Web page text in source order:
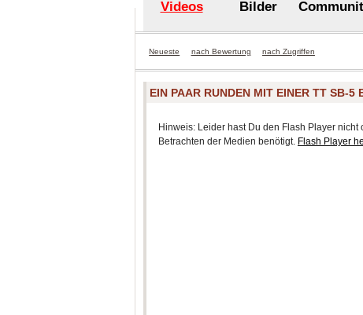
Videos Bilder
Neueste nach Bewertung nach Zugriffen
EIN PAAR RUNDEN MIT EINER TT SB-5
Hinweis: Leider hast Du den Flash Player
Betrachten der Medien benötigt. Flash Player